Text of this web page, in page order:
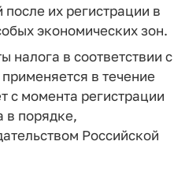
их регистрации в
экономических зон.
налога в соответствии с
в течение
с момента регистрации
в порядке,
Российской